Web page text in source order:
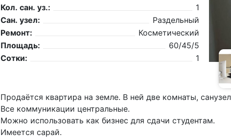
Кол. сан. уз.:
1
Сан. узел:
Раздельный
Ремонт:
Косметический
Площадь:
60/45/5
Сотки:
1
Продаётся квартира на земле. В ней две комнаты,
Все коммуникации центральные.
Можно использовать как бизнес для сдачи студентам.
Имеется сарай.